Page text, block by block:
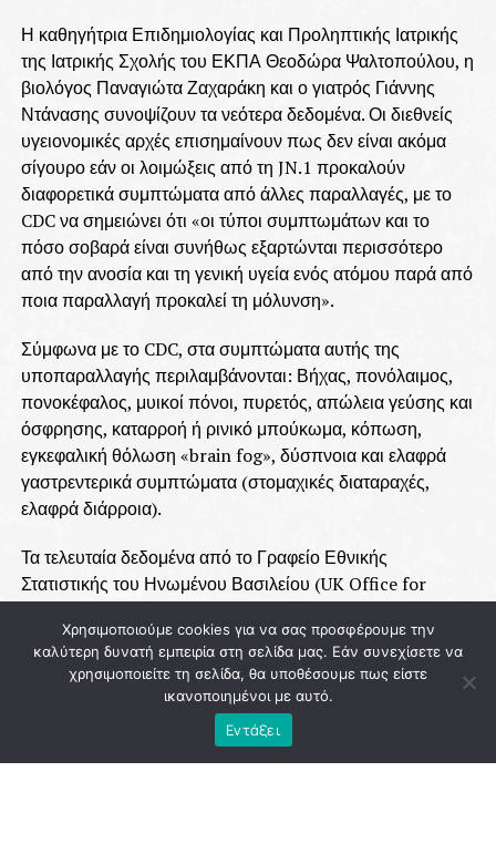
Η καθηγήτρια Επιδημιολογίας και Προληπτικής Ιατρικής
της Ιατρικής Σχολής του ΕΚΠΑ Θεοδώρα Ψαλτοπούλου, η
βιολόγος Παναγιώτα Ζαχαράκη και ο γιατρός Γιάννης
Ντάνασης συνοψίζουν τα νεότερα δεδομένα. Οι διεθνείς
υγειονομικές αρχές επισημαίνουν πως δεν είναι ακόμα
σίγουρο εάν οι λοιμώξεις από τη JN.1 προκαλούν
διαφορετικά συμπτώματα από άλλες παραλλαγές, με το
CDC να σημειώνει ότι «οι τύποι συμπτωμάτων και το
πόσο σοβαρά είναι συνήθως εξαρτώνται περισσότερο
από την ανοσία και τη γενική υγεία ενός ατόμου παρά από
ποια παραλλαγή προκαλεί τη μόλυνση».
Σύμφωνα με το CDC, στα συμπτώματα αυτής της
υποπαραλλαγής περιλαμβάνονται: Βήχας, πονόλαιμος,
πονοκέφαλος, μυικοί πόνοι, πυρετός, απώλεια γεύσης και
όσφρησης, καταρροή ή ρινικό μπούκωμα, κόπωση,
εγκεφαλική θόλωση «brain fog», δύσπνοια και ελαφρά
γαστρεντερικά συμπτώματα (στομαχικές διαταραχές,
ελαφρά διάρροια).
Τα τελευταία δεδομένα από το Γραφείο Εθνικής
Στατιστικής του Ηνωμένου Βασιλείου (UK Office for
υποδηλώνουν ότι τα πιο συχνά αναφερόμενα
συμπτώματα μεταξύ των ερωτηθέντων με covid-19
περιλαμβάνουν: Καταρροή (31,1%), βήχας (22,9%),
πονοκέφαλος (20,1%), αδυναμία ή κόπωση (19,6%),
μυϊκός πόνος (15,8%), πονόλαιμος (13,2%), προβλήματα
ύπνου (10,8%), ανησυχία ή άγχος (10,5%).
Χρησιμοποιούμε cookies για να σας προσφέρουμε την
καλύτερη δυνατή εμπειρία στη σελίδα μας. Εάν συνεχίσετε να
χρησιμοποιείτε τη σελίδα, θα υποθέσουμε πως είστε
ικανοποιημένοι με αυτό.
Εντάξει